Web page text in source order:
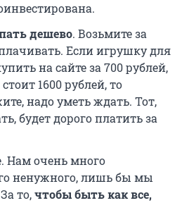
дешево. Возьмите за
Если игрушку для
на сайте за 700 рублей,
1600 рублей, то
надо уметь ждать. Тот,
будет дорого платить за
Нам очень много
ненужного, лишь бы мы
то,чтобы быть как все,